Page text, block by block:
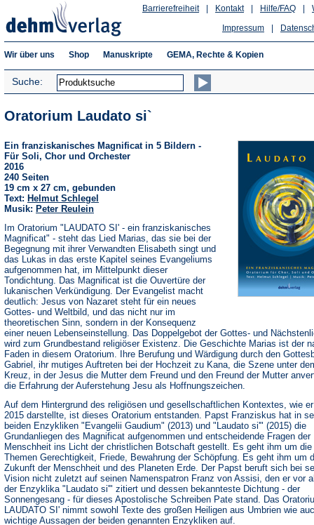
Hilfe/FAQ
Kontakt
Barrierefreiheit
Impressum
Wir über uns Shop Manuskripte GEMA, Rechte & Kopien
Suche:
Oratorium Laudato si`
Ein franziskanisches Magnificat in 5 Bildern -
Für Soli, Chor und Orchester
2016
240 Seiten
19 cm x 27 cm, gebunden
Text: Helmut Schlegel
Musik: Peter Reulein
Im Oratorium "LAUDATO SI' - ein franziskanisches
Magnificat" - steht das Lied Marias, das sie bei der
Begegnung mit ihrer Verwandten Elisabeth singt und
das Lukas in das erste Kapitel seines Evangeliums
aufgenommen hat, im Mittelpunkt dieser
Tondichtung. Das Magnificat ist die Ouvertüre der
lukanischen Verkündigung. Der Evangelist macht
deutlich: Jesus von Nazaret steht für ein neues
Gottes- und Weltbild, und das nicht nur im
theoretischen Sinn, sondern in der Konsequenz
einer neuen Lebenseinstellung. Das Doppelgebot der Gottes- und
wird zum Grundbestand religiöser Existenz. Die Geschichte Marias ist der
Faden in diesem Oratorium. Ihre Berufung und Wärdigung durch den
Gabriel, ihr mutiges Auftreten bei der Hochzeit zu Kana, die Szene unter
Kreuz, in der Jesus die Mutter dem Freund und den Freund der Mutter
die Erfahrung der Auferstehung Jesu als Hoffnungszeichen.
Auf dem Hintergrund des religiösen und gesellschaftlichen Kontextes, wie
2015 darstellte, ist dieses Oratorium entstanden. Papst Franziskus hat in
beiden Enzykliken "Evangelii Gaudium" (2013) und "Laudato si'" (2015) die
Grundanliegen des Magnificat aufgenommen und entscheidende Fragen der
Menschheit ins Licht der christlichen Botschaft gestellt. Es geht ihm um die
Themen Gerechtigkeit, Friede, Bewahrung der Schöpfung. Es geht ihm um
Zukunft der Menschheit und des Planeten Erde. Der Papst beruft sich bei
Vision nicht zuletzt auf seinen Namenspatron Franz von Assisi, den er vor
der Enzyklika "Laudato si'" zitiert und dessen bekannteste Dichtung - der
Sonnengesang - für dieses Apostolische Schreiben Pate stand. Das
LAUDATO SI' nimmt sowohl Texte des großen Heiligen aus Umbrien wie
wichtige Aussagen der beiden genannten Enzykliken auf.